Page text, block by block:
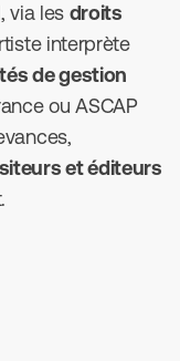
via les droits
interprète
de gestion
ou ASCAP
et éditeurs